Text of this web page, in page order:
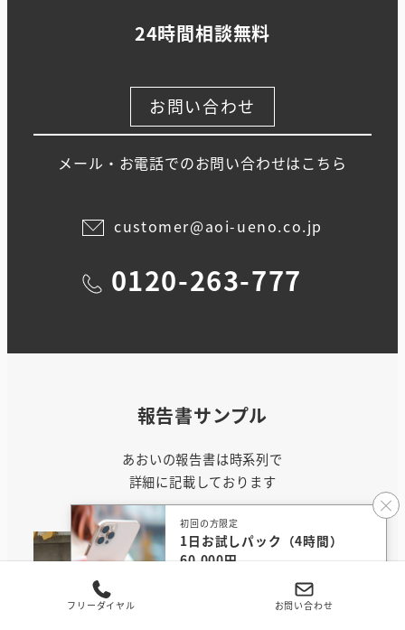
24時間相談無料
お問い合わせ
メール・お電話でのお問い合わせはこちら
customer@aoi-ueno.co.jp
0120-263-777
報告書サンプル
あおいの報告書は時系列で
詳細に記載しております
1日お試しパック（4時間）
60,000円
初回の方限定
無料相談する
フリーダイヤル お問い合わせ